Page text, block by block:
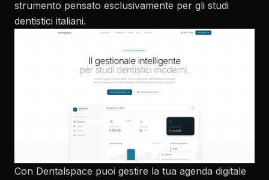
strumento pensato esclusivamente per gli studi
dentistici italiani.
Con Dentalspace puoi gestire la tua agenda digitale